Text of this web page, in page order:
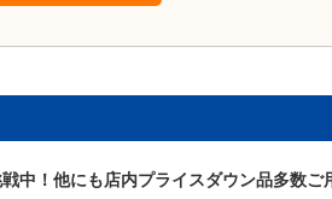
中！他にも店内プライスダウン品多数ご